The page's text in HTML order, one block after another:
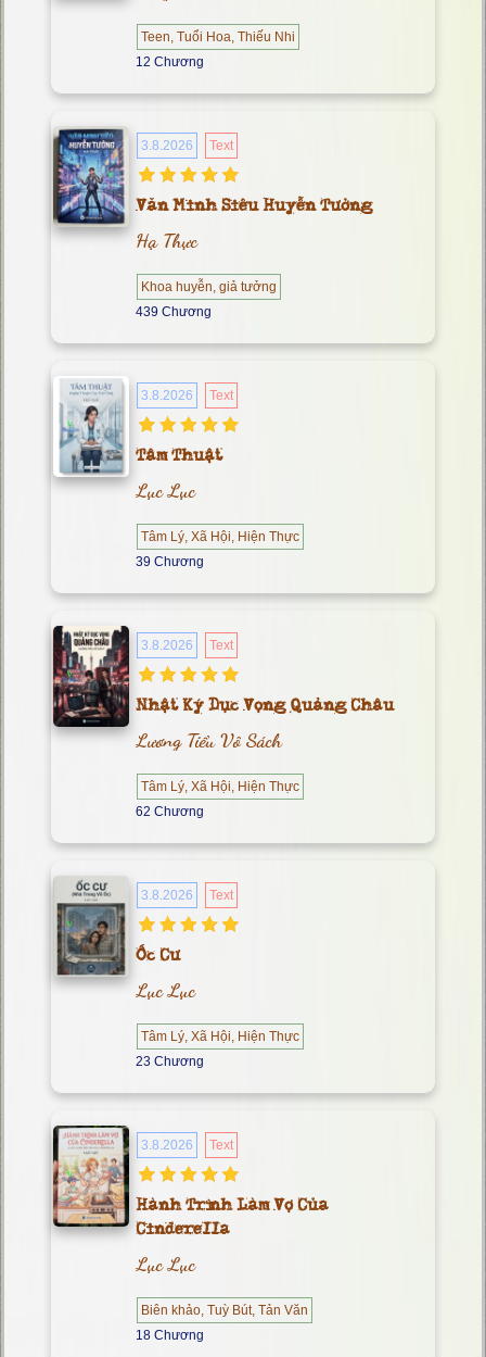
Teen, Tuổi Hoa, Thiếu Nhi
12 Chương
3.8.2026 Text
Văn Minh Siêu Huyễn Tưởng
Hạ Thực
Khoa huyễn, giả tưởng
439 Chương
3.8.2026 Text
Tâm Thuật
Lục Lục
Tâm Lý, Xã Hội, Hiện Thực
39 Chương
3.8.2026 Text
Nhật Ký Dục Vọng Quảng Châu
Lương Tiểu Vô Sách
Tâm Lý, Xã Hội, Hiện Thực
62 Chương
3.8.2026 Text
Ốc Cư
Lục Lục
Tâm Lý, Xã Hội, Hiện Thực
23 Chương
3.8.2026 Text
Hành Trình Làm Vợ Của
Cinderella
Lục Lục
Biên khảo, Tuỳ Bút, Tản Văn
18 Chương